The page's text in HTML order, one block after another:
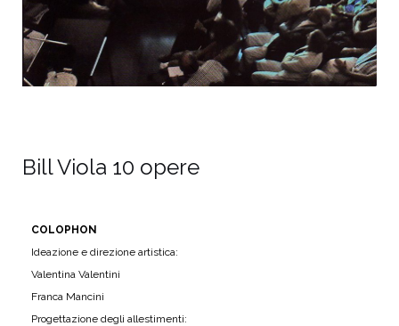
Bill Viola 10 opere
COLOPHON
Ideazione e direzione artistica:
Valentina Valentini
Franca Mancini
Progettazione degli allestimenti: